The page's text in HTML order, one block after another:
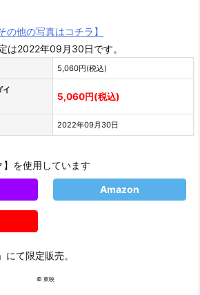
その他の写真はコチラ】
は2022年09月30日です。
5,060円(税込)
イ
5,060円(税込)
2022年09月30日
】を使用しています
Amazon
にて限定販売。
© 東映